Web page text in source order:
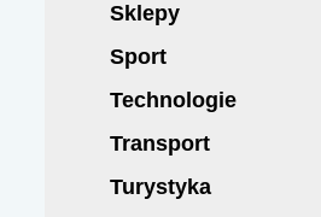
Sklepy
Sport
Technologie
Transport
Turystyka